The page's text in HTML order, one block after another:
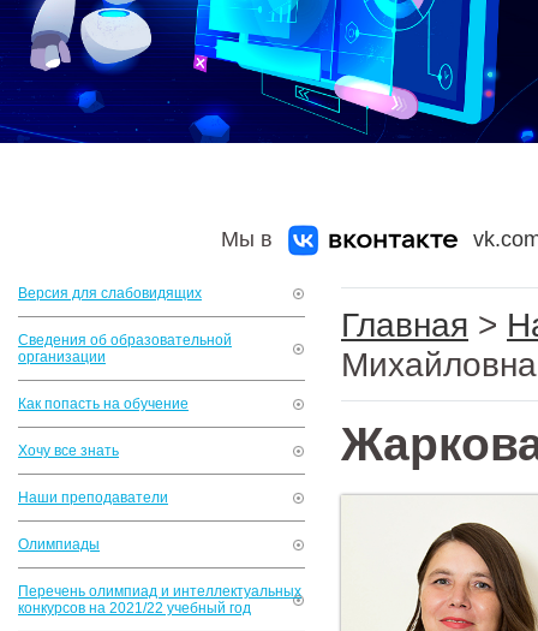
Мы в
Версия для слабовидящих
Сведения об образовательной
организации
Как попасть на обучение
Хочу все знать
Наши преподаватели
Олимпиады
Перечень олимпиад и интеллектуальных
конкурсов на 2021/22 учебный год
Главная >
Михайловна